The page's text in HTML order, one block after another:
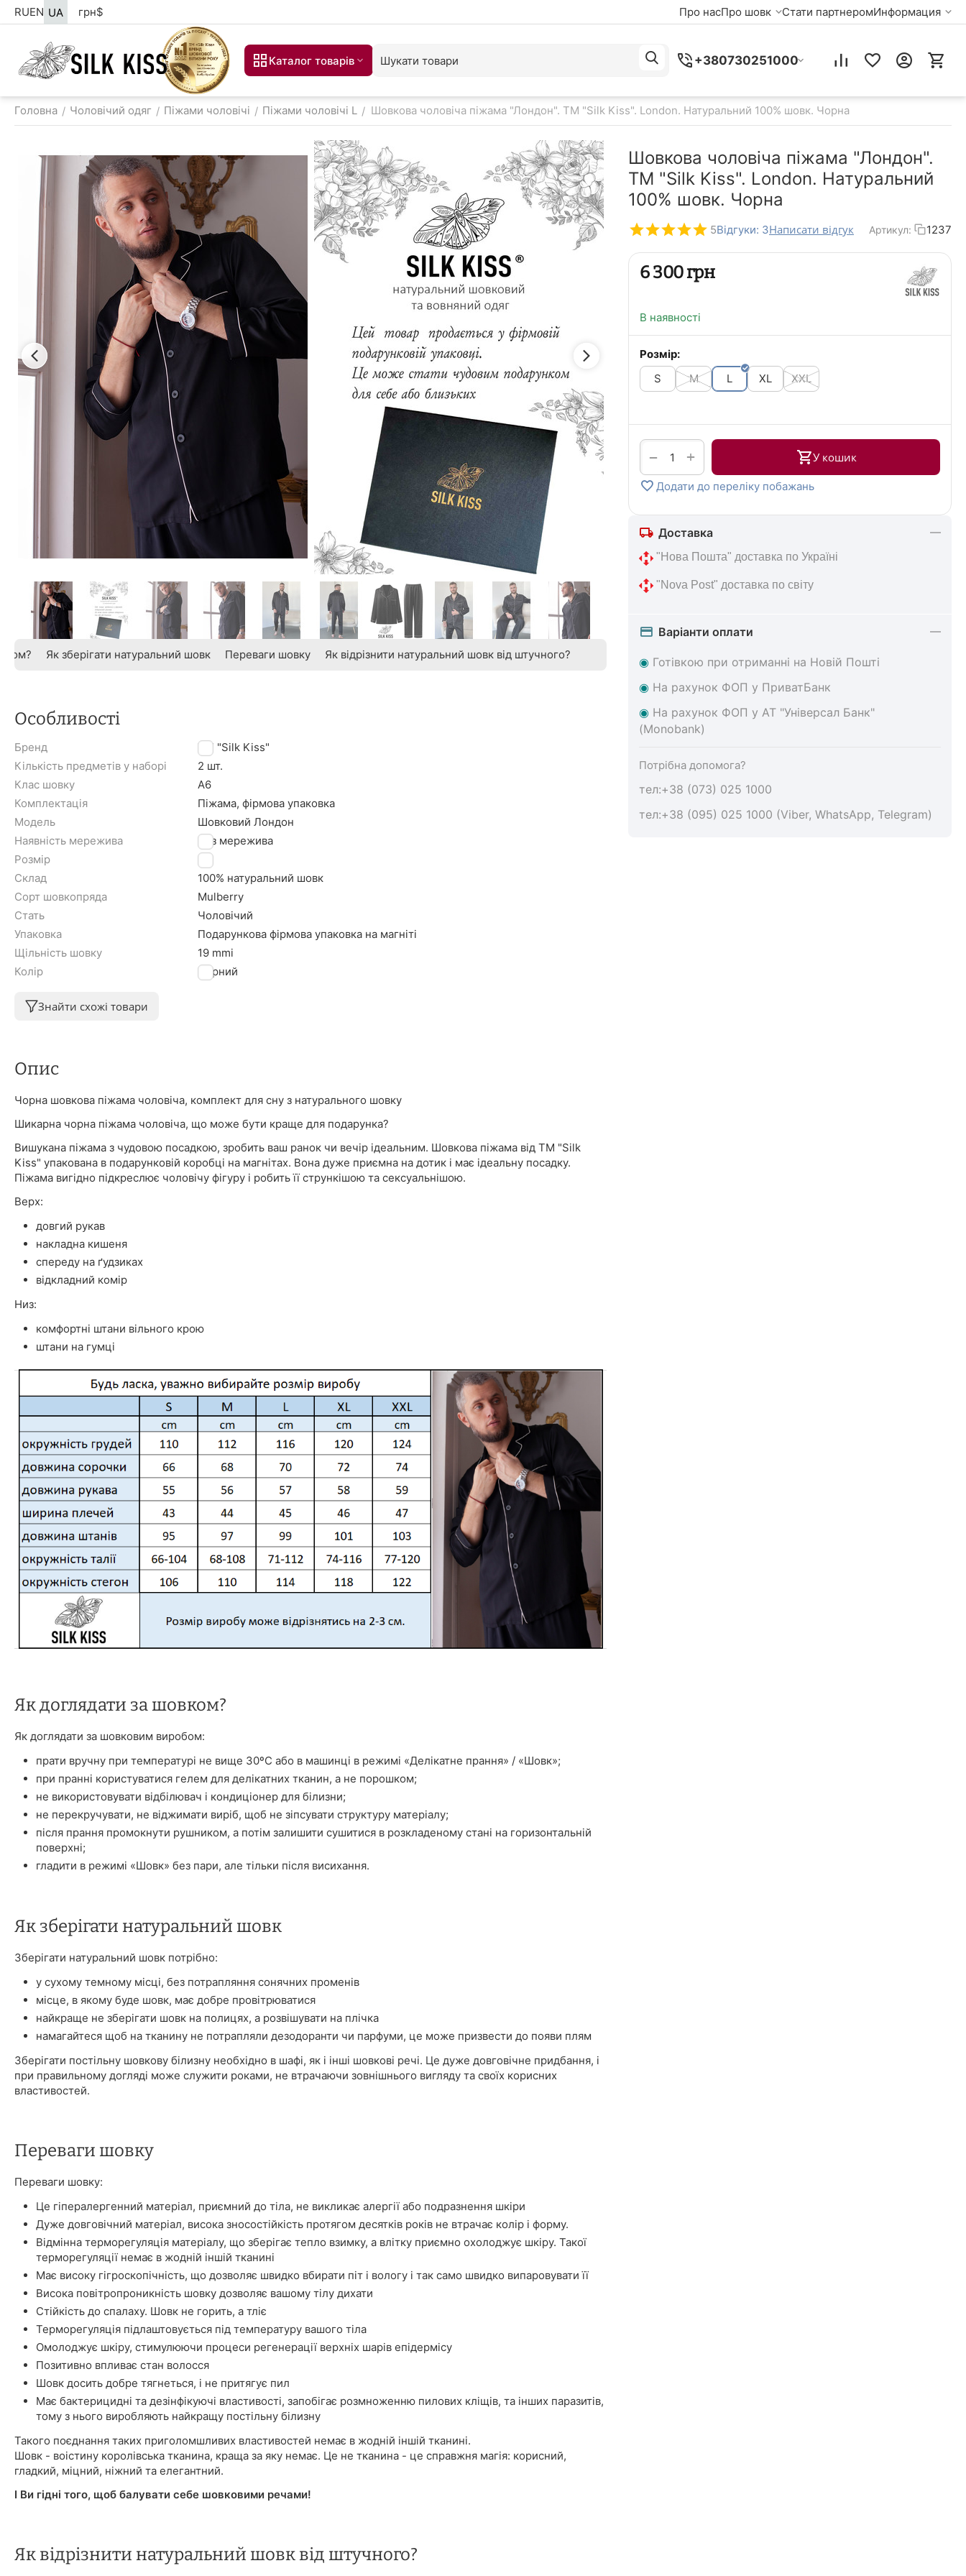
RUEN UA грн$ Про насПро шовк Стати партнеромИнформация
Каталог товарiв +380730251000
Головна / Чоловічий одяг / Піжами чоловічі / Піжами чоловічі L / Шовкова чоловіча піжама "Лондон". TM "Silk Kiss". London. Натуральний 100% шовк. Чорна
Шовкова чоловіча піжама "Лондон".
TM "Silk Kiss". London. Натуральний
100% шовк. Чорна
5Відгуки: 3Написати відгук Артикул: 1237
‍6 300‍грн
В наявності
Розмір:
S
M L XL XXL
+
− У кошик
Додати до переліку побажань
Доставка
"Нова Пошта" доставка по Україні
"Nova Post" доставка по світу
Варіанти оплати
◉ Готівкою при отриманні на Новій Пошті
◉ На рахунок ФОП у ПриватБанк
◉ На рахунок ФОП у АТ "Універсал Банк"
(Monobank)
Потрібна допомога?
тел:+38 (073) 025 1000
тел:+38 (095) 025 1000 (Viber, WhatsApp, Telegram)
Як зберігати натуральний шовк Переваги шовку Як відрізнити натуральний шовк від штучного?
Особливості
Бренд
TM "Silk Kiss"
Кількість предметів у наборі
2 шт.
Клас шовку
A6
Комплектація
Піжама, фірмова упаковка
Модель
Шовковий Лондон
Наявність мережива
Без мережива
Розмір
L
Склад
100% натуральний шовк
Сорт шовкопряда
Mulberry
Стать
Чоловічий
Упаковка
Подарункова фірмова упаковка на магніті
Щільність шовку
19 mmi
Колір
Чорний
Знайти схожі товари
Опис
Чорна шовкова піжама чоловіча, комплект для сну з натурального шовку
Шикарна чорна піжама чоловіча, що може бути краще для подарунка?
Вишукана піжама з чудовою посадкою, зробить ваш ранок чи вечір ідеальним. Шовкова піжама від TM "Silk
Kiss" упакована в подарунковій коробці на магнітах. Вона дуже приємна на дотик і має ідеальну посадку.
Піжама вигідно підкреслює чоловічу фігуру і робить її стрункішою та сексуальнішою.
Верх:
довгий рукав
накладна кишеня
спереду на ґудзиках
відкладний комір
Низ:
комфортні штани вільного крою
штани на гумці
Як доглядати за шовком?
Як доглядати за шовковим виробом:
прати вручну при температурі не вище 30ºС або в машинці в режимі «Делікатне прання» / «Шовк»;
при пранні користуватися гелем для делікатних тканин, а не порошком;
не використовувати відбілювач і кондиціонер для білизни;
не перекручувати, не віджимати виріб, щоб не зіпсувати структуру матеріалу;
після прання промокнути рушником, а потім залишити сушитися в розкладеному стані на горизонтальній
поверхні;
гладити в режимі «Шовк» без пари, але тільки після висихання.
Як зберігати натуральний шовк
Зберігати натуральний шовк потрібно:
у сухому темному місці, без потрапляння сонячних променів
місце, в якому буде шовк, має добре провітрюватися
найкраще не зберігати шовк на полицях, а розвішувати на плічка
намагайтеся щоб на тканину не потрапляли дезодоранти чи парфуми, це може призвести до появи плям
Зберігати постільну шовкову білизну необхідно в шафі, як і інші шовкові речі. Це дуже довговічне придбання, і
при правильному догляді може служити роками, не втрачаючи зовнішнього вигляду та своїх корисних
властивостей.
Переваги шовку
Переваги шовку:
Це гіпералергенний матеріал, приємний до тіла, не викликає алергії або подразнення шкіри
Дуже довговічний матеріал, висока зносостійкість протягом десятків років не втрачає колір і форму.
Відмінна терморегуляція матеріалу, що зберігає тепло взимку, а влітку приємно охолоджує шкіру. Такої
терморегуляції немає в жодній іншій тканині
Має високу гігроскопічність, що дозволяє швидко вбирати піт і вологу і так само швидко випаровувати її
Висока повітропроникність шовку дозволяє вашому тілу дихати
Стійкість до спалаху. Шовк не горить, а тліє
Терморегуляція підлаштовується під температуру вашого тіла
Омолоджує шкіру, стимулюючи процеси регенерації верхніх шарів епідермісу
Позитивно впливає стан волосся
Шовк досить добре тягнеться, і не притягує пил
Має бактерицидні та дезінфікуючі властивості, запобігає розмноженню пилових кліщів, та інших паразитів,
тому з нього виробляють найкращу постільну білизну
Такого поєднання таких приголомшливих властивостей немає в жодній іншій тканині.
Шовк - воістину королівська тканина, краща за яку немає. Це не тканина - це справжня магія: корисний,
гладкий, міцний, ніжний та елегантний.
І Ви гідні того, щоб балувати себе шовковими речами!
Як відрізнити натуральний шовк від штучного?